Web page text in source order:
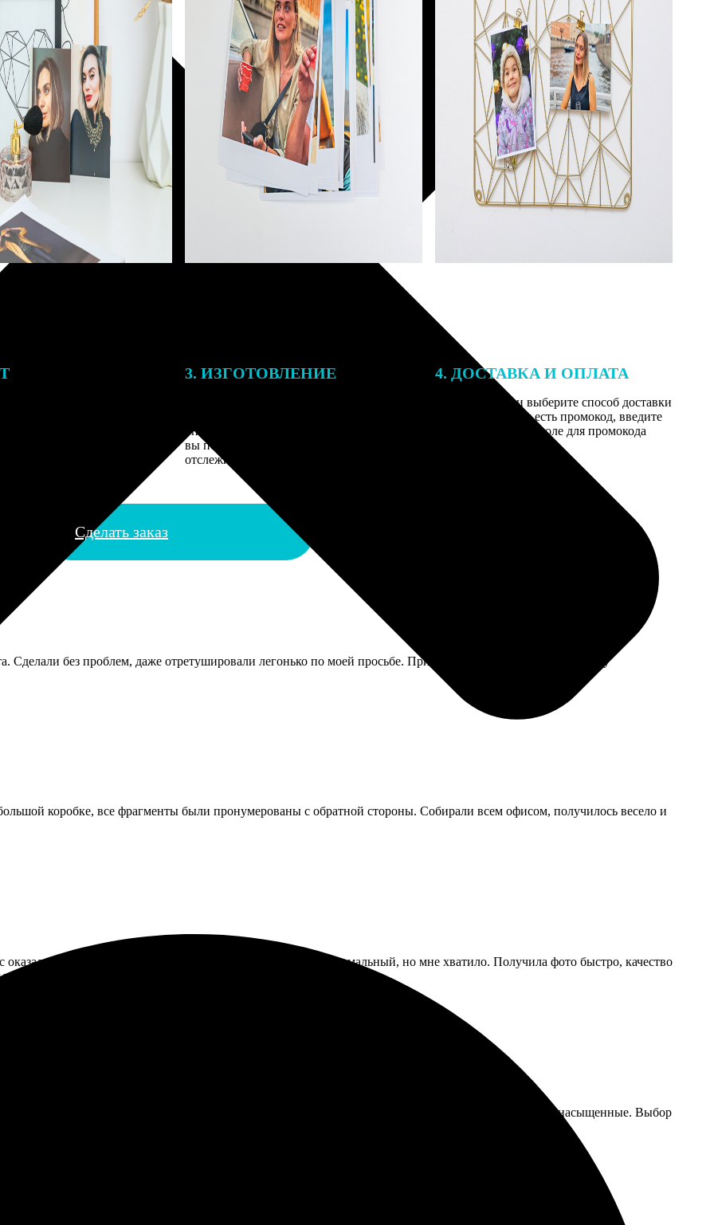
3. ИЗГОТОВЛЕНИЕ
описанием заказа. Когда отправим заказ
вы получите письмо с трек-номером для
отслеживания.
4. ДОСТАВКА И ОПЛАТА
Введите адрес и выберите способ доставки
заказа. Если у вас есть промокод, введите
его в специальное поле для промокода
Сделать заказ
без проблем, даже отретушировали легонько по моей просьбе. При этом не перестарались, выгляжу
коробке, все фрагменты были пронумерованы с обратной стороны. Собирали всем офисом, получилось весело и
оказался очень простым и удобным. Выбор оформления минимальный, но мне хватило. Получила фото быстро, качество
фотосувениры, рекомендацией делиться буду.
Все просто и удобно. Интерфейс сайта интуитивно понятен. Качество фотографий отличное, цвета насыщенные. Выбор
быстро, упаковка надежная. Обязательно вернусь!